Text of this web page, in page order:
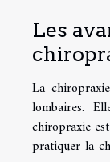
Les
La
lombaires.
chiropraxie
pratiquer la